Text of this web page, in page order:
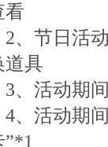
看
节日活动
道具
活动期间
活动期间